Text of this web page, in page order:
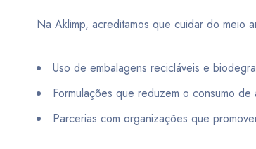
Na Aklimp, acreditamos que cuidar do meio
Uso de embalagens recicláveis e
Formulações que reduzem o consumo
Parcerias com organizações que